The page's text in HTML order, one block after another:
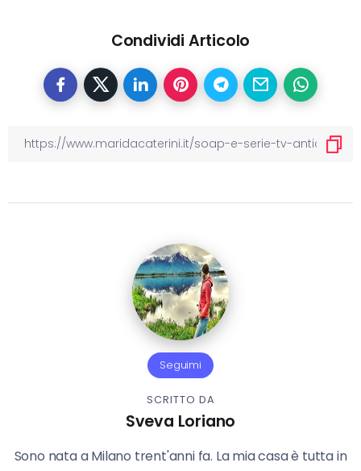
Condividi Articolo
Seguimi
SCRITTO DA
Sveva Loriano
Sono nata a Milano trent'anni fa. La mia casa è tutta in